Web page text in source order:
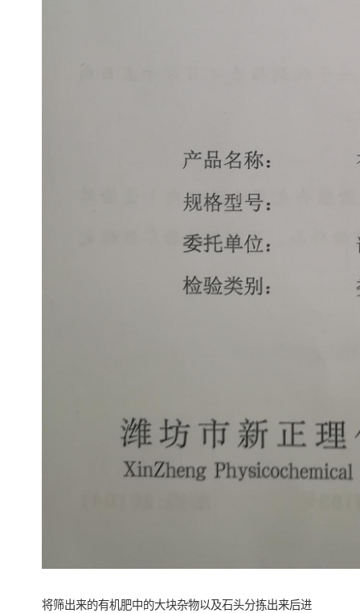
将筛出来的有机肥中的大块杂物以及石头分拣出来后进